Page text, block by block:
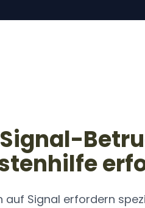
auf Signal erfordern